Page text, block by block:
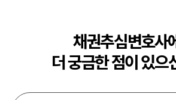
구성원 소개
채권추심전문변호
채권추심변호사
더 궁금한 점이 있으